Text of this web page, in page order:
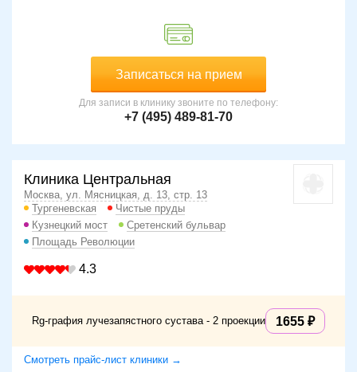
Записаться на прием
Для записи в клинику звоните по телефону:
+7 (495) 489-81-70
Клиника Центральная
Москва, ул. Мясницкая, д. 13, стр. 13
Тургеневская
Чистые пруды
Кузнецкий мост
Сретенский бульвар
Площадь Революции
4.3
Rg-графия лучезапястного сустава - 2 проекции 1655
Смотреть прайс-лист клиники →